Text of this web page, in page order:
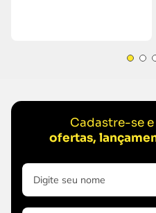
Cadastre-se
ofertas,